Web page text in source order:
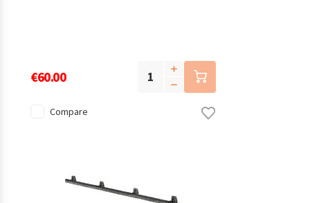
€60.00
Compare